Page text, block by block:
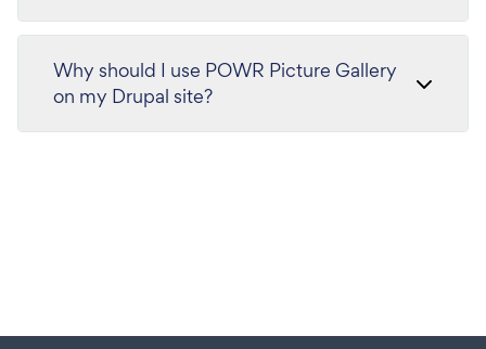
Why should I use POWR Picture Gallery
on my Drupal site?